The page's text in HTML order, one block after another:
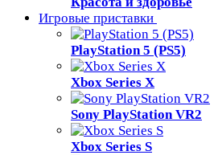
Игровые приставки
PlayStation 5 (PS5)
Xbox Series X
Sony PlayStation VR2
Xbox Series S